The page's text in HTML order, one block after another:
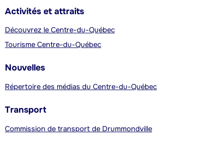
Activités et attraits
Découvrez le Centre-du-Québec
Tourisme Centre-du-Québec
Nouvelles
Répertoire des médias du Centre-du-Québec
Transport
Commission de transport de Drummondville